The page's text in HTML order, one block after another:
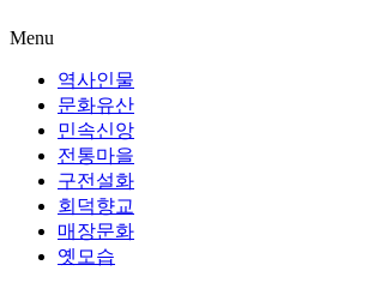
Menu
역사인물
문화유산
민속신앙
전통마을
구전설화
회덕향교
매장문화
옛모습